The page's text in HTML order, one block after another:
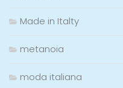
Made in Italty
metanoia
moda italiana